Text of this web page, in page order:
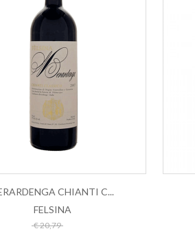
ESAURITO
CHIANTI C...
FELSINA
€ 20,79